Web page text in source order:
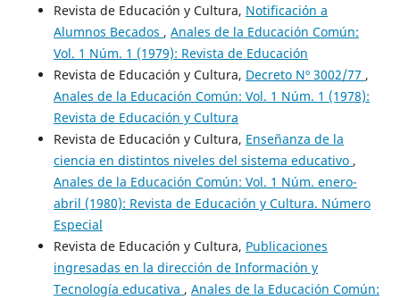
Revista de Educación y Cultura, Notificación a
Alumnos Becados , Anales de la Educación Común:
Vol. 1 Núm. 1 (1979): Revista de Educación
Revista de Educación y Cultura, Decreto Nº 3002/77 ,
Anales de la Educación Común: Vol. 1 Núm. 1 (1978):
Revista de Educación y Cultura
Revista de Educación y Cultura, Enseñanza de la
ciencia en distintos niveles del sistema educativo ,
Anales de la Educación Común: Vol. 1 Núm. enero-
abril (1980): Revista de Educación y Cultura. Número
Especial
Revista de Educación y Cultura, Publicaciones
ingresadas en la dirección de Información y
Tecnología educativa , Anales de la Educación Común: